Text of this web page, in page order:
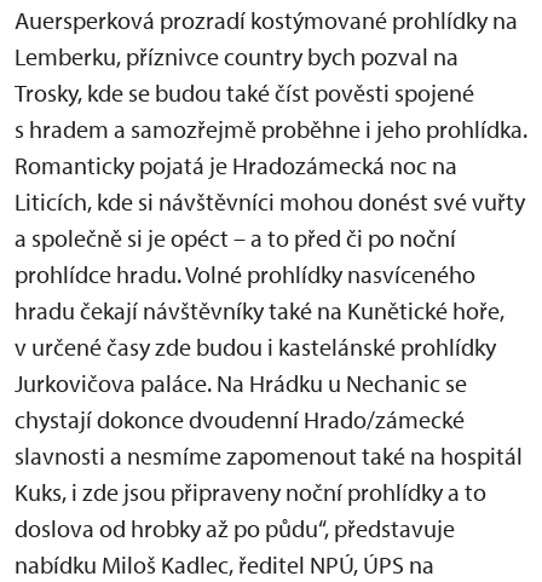
Auersperková prozradí kostýmované prohlídky na
Lemberku, příznivce country bych pozval na
Trosky, kde se budou také číst pověsti spojené
s hradem a samozřejmě proběhne i jeho prohlídka.
Romanticky pojatá je Hradozámecká noc na
Liticích, kde si návštěvníci mohou donést své vuřty
a společně si je opéct – a to před či po noční
prohlídce hradu. Volné prohlídky nasvíceného
hradu čekají návštěvníky také na Kunětické hoře,
v určené časy zde budou i kastelánské prohlídky
Jurkovičova paláce. Na Hrádku u Nechanic se
chystají dokonce dvoudenní Hrado/zámecké
slavnosti a nesmíme zapomenout také na hospitál
Kuks, i zde jsou připraveny noční prohlídky a to
doslova od hrobky až po půdu“, představuje
nabídku Miloš Kadlec, ředitel NPÚ, ÚPS na